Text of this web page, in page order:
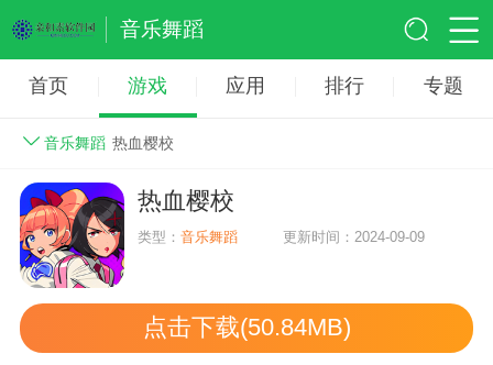
音乐舞蹈
首页 游戏 应用 排行 专题
音乐舞蹈 热血樱校
热血樱校
类型：音乐舞蹈 更新时间：2024-09-09
点击下载(50.84MB)